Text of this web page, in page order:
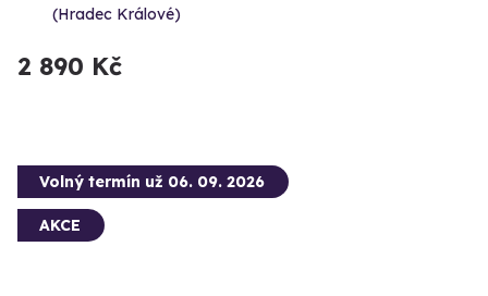
(Hradec Králové)
2 890 Kč
Volný termín už 06. 09. 2026
AKCE